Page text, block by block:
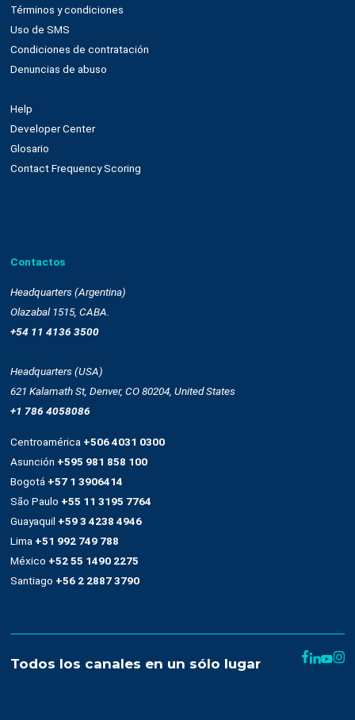
OnSite
Whatsapp
Empresa
Quienes somos
Trabaja con nosotros
Términos y condiciones
Uso de SMS
Denuncias de abuso
Help
Developer Center
Glosario